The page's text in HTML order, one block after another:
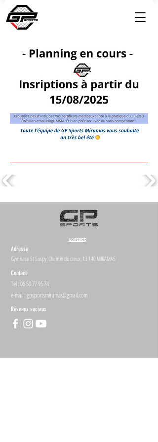
Adresse
Gymnase St Suspy, Chemin du creux, 13 140 MIRAMAS
Contact
Tel :06 50 77 95 74
e-mail :gpsportsmiramas@gmail.com
Réseaux sociaux
Contact